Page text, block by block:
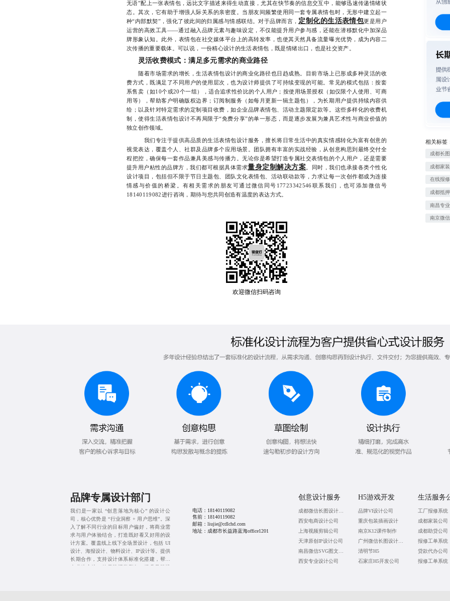
无语”配上一张表情包，远比文字描述来得生动直接，尤其在快节奏的信息交互中，能够迅速传递情绪状
态。其次，它有助于增强人际关系的亲密度。当朋友间频繁使用同一套专属表情包时，无形中建立起一
种“内部默契”，强化了彼此间的归属感与情感联结。对于品牌而言， 定制化的生活表情包更是用户
运营的高效工具——通过融入品牌元素与趣味设定，不仅能提升用户参与感，还能在潜移默化中加深品
牌形象认知。此外，表情包在社交媒体平台上的高转发率，也使其天然具备流量曝光优势，成为内容二
次传播的重要载体。可以说，一份精心设计的生活表情包，既是情绪出口，也是社交资产。
灵活收费模式：满足多元需求的商业路径
随着市场需求的增长，生活表情包设计的商业化路径也日趋成熟。目前市场上已形成多种灵活的收
费方式，既满足了不同用户的使用层次，也为设计师提供了可持续变现的可能。常见的模式包括：按套
系售卖（如10个或20个一组），适合追求性价比的个人用户；按使用场景授权（如仅限个人使用、可商
用等），帮助客户明确版权边界；订阅制服务（如每月更新一辑主题包），为长期用户提供持续内容供
给；以及针对特定需求的定制项目收费，如企业品牌表情包、活动主题限定款等。这些多样化的收费机
制，使得生活表情包设计不再局限于“免费分享”的单一形态，而是逐步发展为兼具艺术性与商业价值的
独立创作领域。
我们专注于提供高品质的生活表情包设计服务，擅长将日常生活中的真实情感转化为富有创意的
视觉表达，覆盖个人、社群及品牌多个应用场景。团队拥有丰富的实战经验，从创意构思到最终交付全
程把控，确保每一套作品兼具美感与传播力。无论你是希望打造专属社交表情包的个人用户，还是需要
提升用户粘性的品牌方，我们都可根据具体需求量身定制解决方案 。同时，我们也承接各类个性化
设计项目，包括但不限于节日主题包、团队文化表情包、活动联动款等，力求让每一次创作都成为连接
情感与价值的桥梁。有相关需求的朋友可通过微信同号17723342546联系我们，也可添加微信号
18140119082进行咨询，期待与您共同创造有温度的表达方式。
欢迎微信扫码咨询
相关标签
成都长
成都家
在线报
成都抵
南昌专
南京微
品牌专属设计部门
我们是一家以 “创意落地为核心” 的设计公
司，核心优势是 “行业洞察 + 用户思维”。深
入了解不同行业的目标用户偏好，将商业需
求与用户体验结合，打造既好看又好用的设
计方案。覆盖线上线下全场景设计，包括 UI
设计、海报设计、物料设计、IP设计等。提供
长期合作，支持设计体系标准化搭建，帮助
企业建立统一的品牌视觉形象，提升品牌辨
电话： 18140119082
售前： 18140119082
邮箱：liujie@cdlchd.com
地址：成都市长益路蓝海office1201
创意设计服务
成都微信长图设计公司
西安电商设计公司
上海视频剪辑公司
天津原创IP设计公司
西安专业设计公司
H5游戏开发
品牌VI设计公司
重庆包装插画设计
南京K12课件制作
广州微信长图设计公司
清明节H5
石家庄H5开发公司
生活服务
工厂报修系统
成都家装公司
成都助贷公司
报修工单系统
贷款代办公司
报修工单系统